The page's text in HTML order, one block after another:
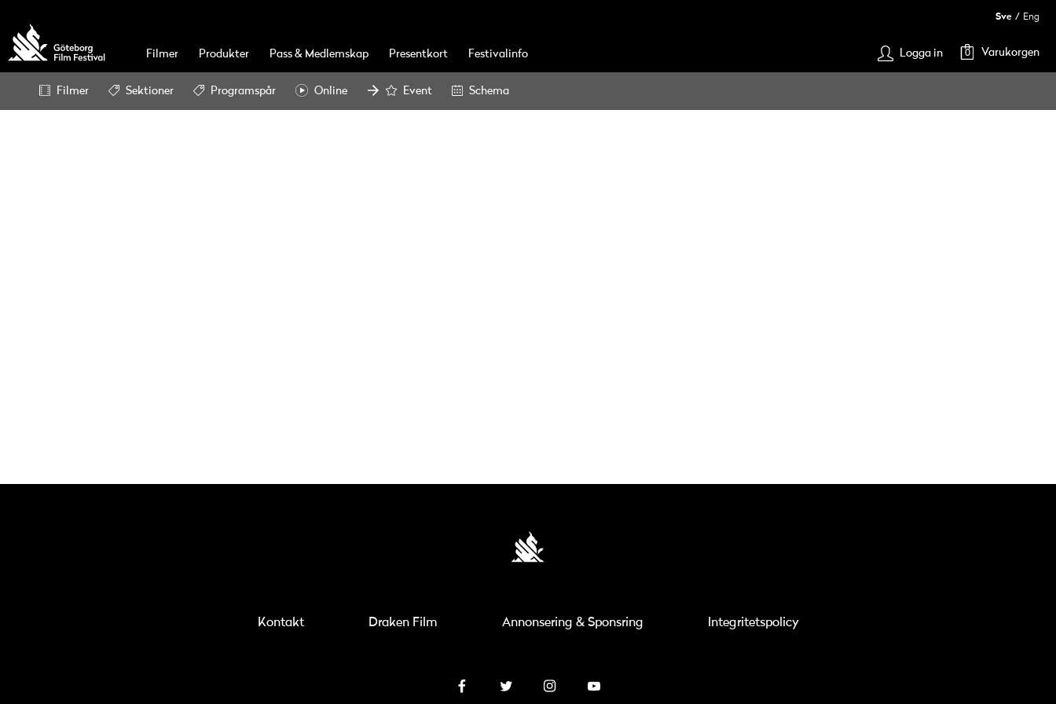
Sve Eng
Filmer Produkter Pass & Medlemskap Presentkort Festivalinfo Logga in 0 Varukorgen
Filmer Sektioner Programspår Online Event Schema
Kontakt Draken Film Annonsering & Sponsring Integritetspolicy